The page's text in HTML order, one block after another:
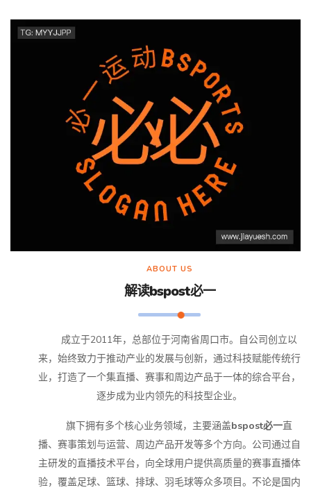
ABOUT US
解读bspost必一
成立于2011年，总部位于河南省周口市。自公司创立以
来，始终致力于推动产业的发展与创新，通过科技赋能传统行
业，打造了一个集直播、赛事和周边产品于一体的综合平台，
逐步成为业内领先的科技型企业。
旗下拥有多个核心业务领域，主要涵盖bspost必一直
播、赛事策划与运营、周边产品开发等多个方向。公司通过自
主研发的直播技术平台，向全球用户提供高质量的赛事直播体
验，覆盖足球、篮球、排球、羽毛球等众多项目。不论是国内